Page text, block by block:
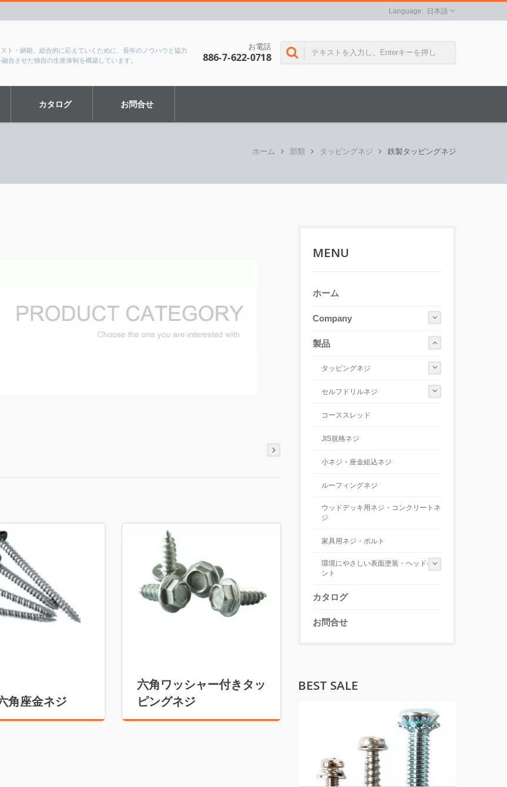
日本語
ト・納期、総合的に応えていくために、長年のノウハウと協力
合させた独自の生産体制を構築しています。
お電話
886-7-622-0718
カタログ お問合せ
ホーム 部類 タッピングネジ 鉄製タッピングネジ
角座金ネジ
六角ワッシャー付きタッ
ピングネジ
MENU
ホーム
Company
製品
タッピングネジ
セルフドリルネジ
コーススレッド
JIS規格ネジ
小ネジ・座金組込ネジ
ルーフィングネジ
ウッドデッキ用ネジ・コンクリートネ
ジ
家具用ネジ・ボルト
環境にやさしい表面塗装・ヘッドペイ
ント
カタログ
お問合せ
BEST SALE